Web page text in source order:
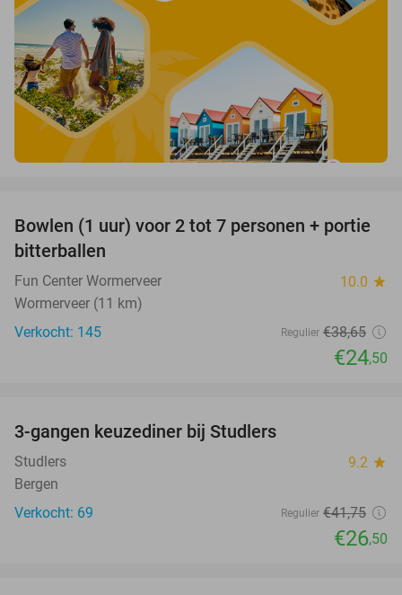
37%
Bowlen (1 uur) voor 2 tot 7 personen + portie
bitterballen
Fun Center Wormerveer 10.0 star
Wormerveer (11 km)
Verkocht: 145
Regulier €38,65
€24,50
3-gangen keuzediner bij Studlers
Studlers 9.2 star
Bergen
Verkocht: 69
Regulier €41,75
€26,50